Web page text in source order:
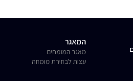
המאגר
מאגר המומחים
עצות לבחירת מומחה